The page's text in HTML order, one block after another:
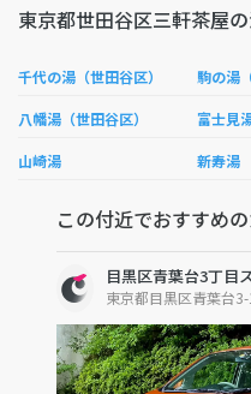
東京都世田谷区三軒茶屋
千代の湯（世田谷区） 駒の湯
八幡湯（世田谷区） 富士見
山崎湯 新寿湯
この付近でおすすめ
目黒区青葉台3丁目
東京都目黒区青葉台